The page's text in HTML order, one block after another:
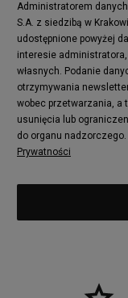
Administratorem
S.A. z siedzibą w
udostępnione powyżej
interesie
własnych. Podanie
otrzymywania
wobec przetwarzania, a
usunięcia lub
do organu nadzorczego.
Prywatności